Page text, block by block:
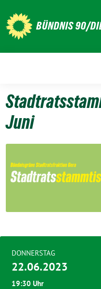
zum
Inhalt
BÜNDNIS 90/
Juni
DONNERSTAG
22.06.2023
19:30 Uhr